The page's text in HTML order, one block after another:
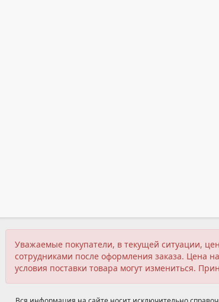
Уважаемые покупатели, в текущей ситуации,
сотрудниками после оформления заказа. Цена
условия поставки товара могут измениться.